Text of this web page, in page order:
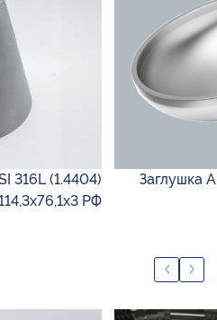
316L (1.4404)
РФ
Заглушка